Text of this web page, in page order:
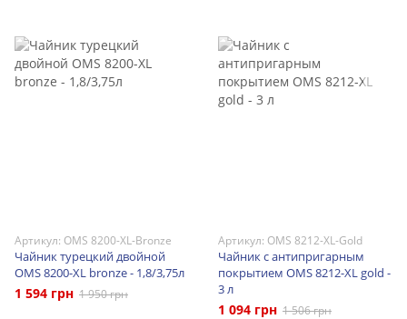
Артикул: OMS 8200-XL-Bronze
Чайник турецкий двойной
OMS 8200-XL bronze - 1,8/3,75л
1 594 грн 1 950 грн
Артикул: OMS 8212-XL-Gold
Чайник с антипригарным
покрытием OMS 8212-XL gold -
3 л
1 094 грн 1 506 грн